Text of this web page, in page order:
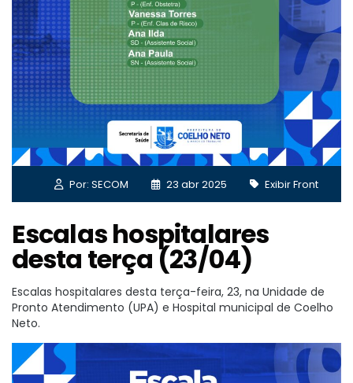
Por: SECOM 23 abr 2025 Exibir Front
Escalas hospitalares
desta terça (23/04)
Escalas hospitalares desta terça-feira, 23, na Unidade de
Pronto Atendimento (UPA) e Hospital municipal de Coelho
Neto.